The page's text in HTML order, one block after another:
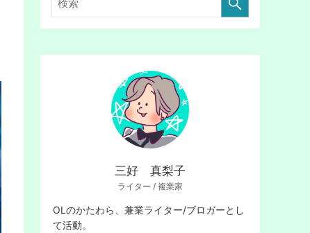
三好 真梨子
ライター / 複業家
OLのかたわら、兼業ライター/ブロガーとし
て活動。